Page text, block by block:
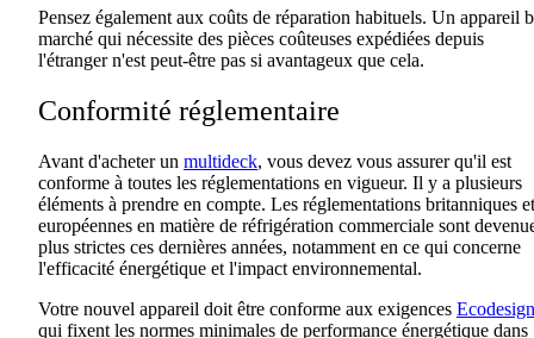
Pensez également aux coûts de réparation habituels. Un appareil
marché qui nécessite des pièces coûteuses expédiées depuis
l'étranger n'est peut-être pas si avantageux que cela.
Conformité réglementaire
Avant d'acheter un multideck, vous devez vous assurer qu'il est
conforme à toutes les réglementations en vigueur. Il y a plusieurs
éléments à prendre en compte. Les réglementations britanniques et
européennes en matière de réfrigération commerciale sont
plus strictes ces dernières années, notamment en ce qui concerne
l'efficacité énergétique et l'impact environnemental.
Votre nouvel appareil doit être conforme aux exigences Ecodesign
qui fixent les normes minimales de performance énergétique dans